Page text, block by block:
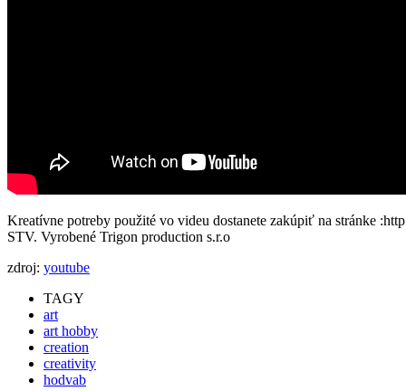
Kreatívne potreby použité vo videu dostanete zakúpiť na stránke
STV. Vyrobené Trigon production s.r.o
zdroj: youtube
TAGY
art
art hobby
creation
creativity
hodvab